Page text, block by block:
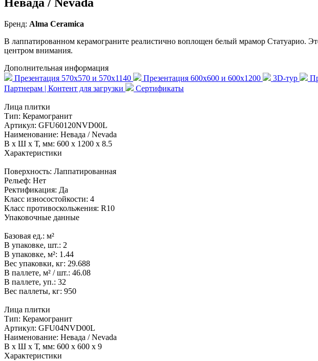
Бренд: Alma Ceramica
В лаппатированном керамограните реалистично воплощен белый мрамор Статуарио.
центром внимания.
Дополнительная информация
Презентация 570x570 и 570x1140
Презентация 600x600 и 600x1200 3D-тур
Партнерам | Контент для загрузки
Сертификаты
Лица плитки
Тип: Керамогранит
Артикул: GFU60120NVD00L
Наименование: Невада / Nevada
В x Ш x Т, мм: 600 x 1200 x 8.5
Характеристики
Поверхность: Лаппатированная
Рельеф: Нет
Ректификация: Да
Класс износостойкости: 4
Класс противоскольжения: R10
Упаковочные данные
Базовая ед.: м²
В упаковке, шт.: 2
В упаковке, м²: 1.44
Вес упаковки, кг: 29.688
В паллете, м² / шт.: 46.08
В паллете, уп.: 32
Вес паллеты, кг: 950
Лица плитки
Тип: Керамогранит
Артикул: GFU04NVD00L
Наименование: Невада / Nevada
В x Ш x Т, мм: 600 x 600 x 9
Характеристики